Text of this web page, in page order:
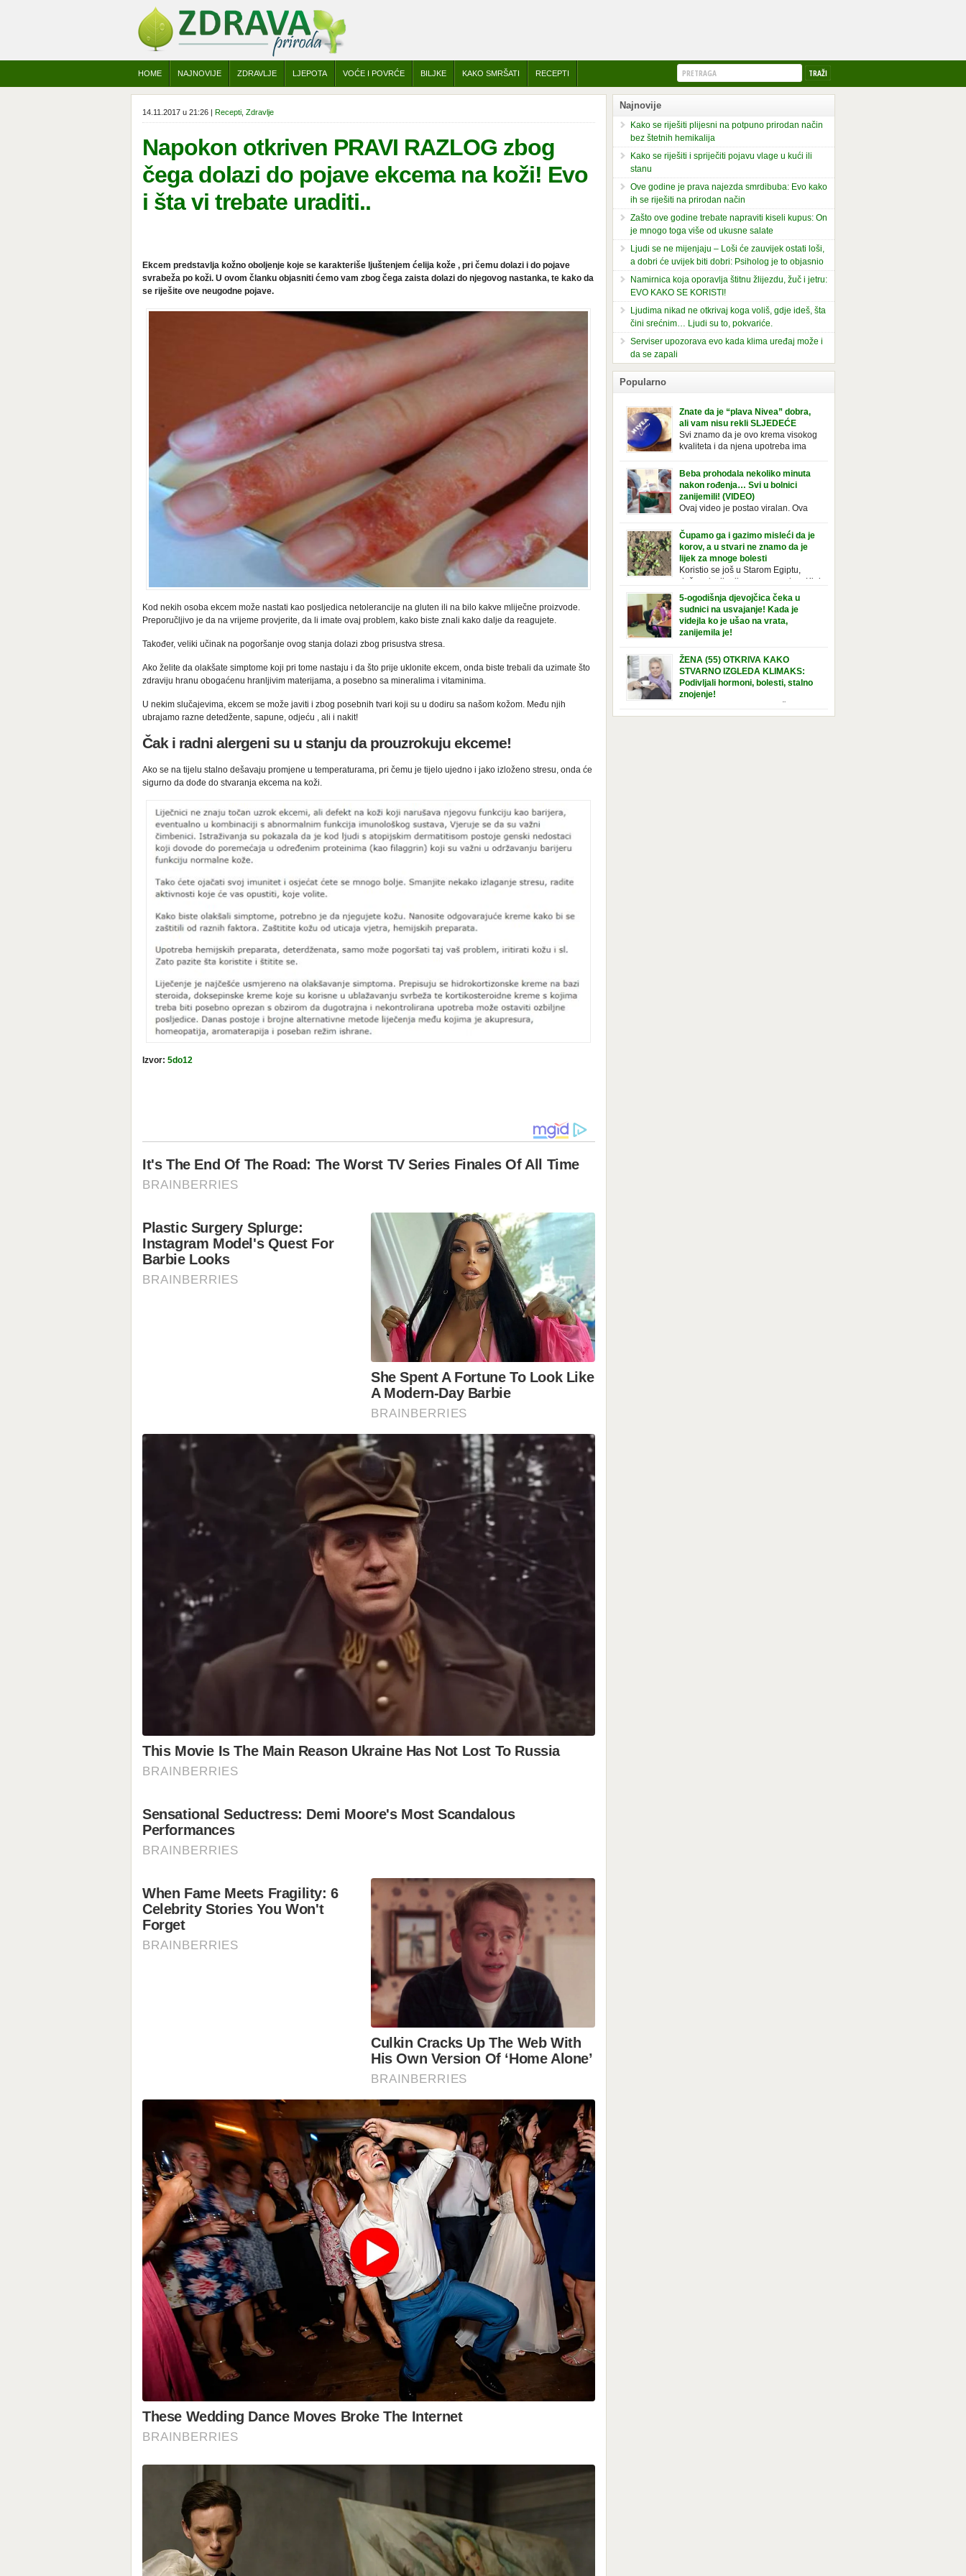
HOME NAJNOVIJE ZDRAVLJE LJEPOTA VOĆE I POVRĆE BILJKE KAKO SMRŠATI RECEPTI
14.11.2017 u 21:26 | Recepti Zdravlje
Napokon otkriven PRAVI RAZLOG zbog
čega dolazi do pojave ekcema na koži! Evo
i šta vi trebate uraditi..
Ekcem predstavlja kožno oboljenje koje se karakteriše ljuštenjem ćelija kože , pri čemu dolazi i do pojave
svrabeža po koži. U ovom članku objasniti ćemo vam zbog čega zaista dolazi do njegovog nastanka, te kako da
se riješite ove neugodne pojave.
Kod nekih osoba ekcem može nastati kao posljedica netolerancije na gluten ili na bilo kakve mliječne proizvode.
Preporučljivo je da na vrijeme provjerite, da li imate ovaj problem, kako biste znali kako dalje da reagujete.
Također, veliki učinak na pogoršanje ovog stanja dolazi zbog prisustva stresa.
Ako želite da olakšate simptome koji pri tome nastaju i da što prije uklonite ekcem, onda biste trebali da uzimate što
zdraviju hranu obogaćenu hranljivim materijama, a posebno sa mineralima i vitaminima.
U nekim slučajevima, ekcem se može javiti i zbog posebnih tvari koji su u dodiru sa našom kožom. Među njih
ubrajamo razne detedžente, sapune, odjeću , ali i nakit!
Čak i radni alergeni su u stanju da prouzrokuju ekceme!
Ako se na tijelu stalno dešavaju promjene u temperaturama, pri čemu je tijelo ujedno i jako izloženo stresu, onda će
sigurno da dođe do stvaranja ekcema na koži.
Izvor: 5do12
Najnovije
Kako se riješiti plijesni na potpuno prirodan način
bez štetnih hemikalija
Kako se riješiti i spriječiti pojavu vlage u kući ili
stanu
Ove godine je prava najezda smrdibuba: Evo kako
ih se riješiti na prirodan način
Zašto ove godine trebate napraviti kiseli kupus: On
je mnogo toga više od ukusne salate
Ljudi se ne mijenjaju – Loši će zauvijek ostati loši,
a dobri će uvijek biti dobri: Psiholog je to objasnio
Namirnica koja oporavlja štitnu žlijezdu, žuč i jetru:
EVO KAKO SE KORISTI!
Ljudima nikad ne otkrivaj koga voliš, gdje ideš, šta
čini srećnim… Ljudi su to, pokvariće.
Serviser upozorava evo kada klima uređaj može i
da se zapali
Popularno
Znate da je “plava Nivea” dobra,
ali vam nisu rekli SLJEDEĆE
Svi znamo da je ovo krema visokog
kvaliteta i da njena upotreba ima
sljedeće o njoj. Nivea krema u klasičnoj, plavoj
kutiji, prepoznatljivog mirisa i jednostavne
formule, jeste nezamenljiv inventar u kupatilima i
muškaraca i žena. Mnogi ljudi se ne odvajaju od
nje, pa je čak nose sa […]
Beba prohodala nekoliko minuta
nakon rođenja… Svi u bolnici
zanijemili! (VIDEO)
Ovaj video je postao viralan. Ova
korake. To je mnoge nasmijalo. Ovaj video je baš
neobičan. Ne viđamo baš često ovakve korake
kod novorođenih beba. Video je snimila babica,
pregledalo ga je preko 80 miliona ljudi. Ove
babice su ostale u čudu nakon što su vidjeli kako
Čupamo ga i gazimo misleći da je
korov, a u stvari ne znamo da je
lijek za mnoge bolesti
Koristio se još u Starom Egiptu,
duže od milenijuma se uzgaja u Kini
i Indiji, Francuzi od njega prave različita
tradicionalna jela i čorbe… Jedino mi gazimo po
njemu, čupamo ga i bacamo kao korov! Tušt je
jednogodišnji, ali vrlo uporan “korov” koji, ka­da
nam se jednom nastani u bašti ili dvorištu, teško
5-ogodišnja djevojčica čeka u
sudnici na usvajanje! Kada je
videjla ko je ušao na vrata,
zanijemila je!
zbrinuta u hraniteljskoj porodici. Sada, u svojoj 5.
godini, dočekala je momenat usvajanja, kada će
dobiti novu, stalnu porodicu. Ovaj dan je bio
veoma poseban za djevojčicu i njenu novu
porodicu, ali je uskoro postao još čarobniji,
ŽENA (55) OTKRIVA KAKO
STVARNO IZGLEDA KLIMAKS:
Podivljali hormoni, bolesti, stalno
znojenje!
“Bila sam slomljena, naslušala sam
se o tome da ću uskoro izgledati kao da imam